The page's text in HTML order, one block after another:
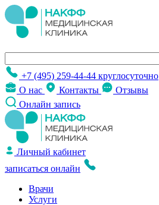
+7 (495) 259-44-44 круглосуточно
О нас
Контакты
Отзывы
Онлайн запись
Личный кабинет
записаться онлайн
Врачи
Услуги